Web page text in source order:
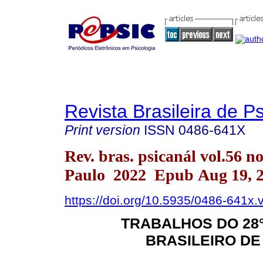
Revista Brasileira de
Print version ISSN 0486-641X
Rev. bras. psicanál vol.56
Paulo 2022 Epub Aug 19,
https://doi.org/10.5935/0486-
TRABALHOS DO
BRASILEIRO